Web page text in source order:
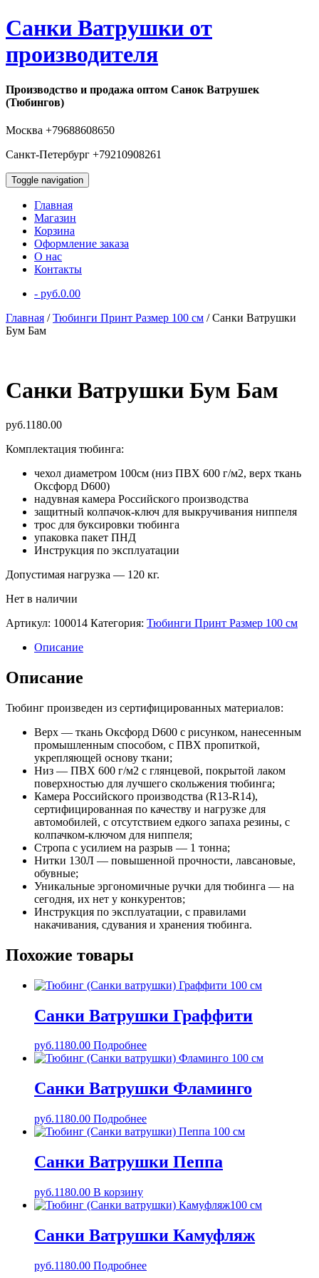
Санки Ватрушки от
производителя
Производство и продажа оптом Санок Ватрушек
(Тюбингов)
Москва +79688608650
Санкт-Петербург +79210908261
Toggle navigation
Главная
Магазин
Корзина
Оформление заказа
О нас
Контакты
- руб.0.00
Главная /Тюбинги Принт Размер 100 см / Санки Ватрушки
Бум Бам
Санки Ватрушки Бум Бам
руб.1180.00
Комплектация тюбинга:
чехол диаметром 100см (низ ПВХ 600 г/м2, верх ткань
Оксфорд D600)
надувная камера Российского производства
защитный колпачок-ключ для выкручивания ниппеля
трос для буксировки тюбинга
упаковка пакет ПНД
Инструкция по эксплуатации
Допустимая нагрузка — 120 кг.
Нет в наличии
Артикул: 100014 Категория: Тюбинги Принт Размер 100 см
Описание
Описание
Тюбинг произведен из сертифицированных материалов:
Верх — ткань Оксфорд D600 с рисунком, нанесенным
промышленным способом, с ПВХ пропиткой,
укрепляющей основу ткани;
Низ — ПВХ 600 г/м2 с глянцевой, покрытой лаком
поверхностью для лучшего скольжения тюбинга;
Камера Российского производства (R13-R14),
сертифицированная по качеству и нагрузке для
автомобилей, с отсутствием едкого запаха резины, с
колпачком-ключом для ниппеля;
Стропа с усилием на разрыв — 1 тонна;
Нитки 130Л — повышенной прочности, лавсановые,
обувные;
Уникальные эргономичные ручки для тюбинга — на
сегодня, их нет у конкурентов;
Инструкция по эксплуатации, с правилами
накачивания, сдувания и хранения тюбинга.
Похожие товары
Санки Ватрушки Граффити
руб.1180.00 Подробнее
Санки Ватрушки Фламинго
руб.1180.00 Подробнее
Санки Ватрушки Пеппа
руб.1180.00 В корзину
Санки Ватрушки Камуфляж
руб.1180.00 Подробнее